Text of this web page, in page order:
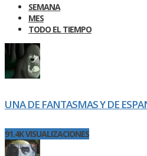
SEMANA
MES
TODO EL TIEMPO
UNA DE FANTASMAS Y DE
91.4K VISUALIZACIONES